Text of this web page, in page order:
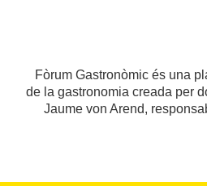
Fòrum Gastronòmic és una
de la gastronomia creada per
Jaume von Arend,